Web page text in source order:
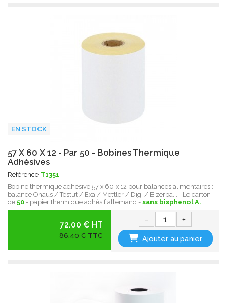
EN STOCK
57 X 60 X 12 - Par 50 - Bobines Thermique
Adhésives
Référence T1351
Bobine thermique adhésive 57 x 60 x 12 pour balances alimentaires :
balance Ohaus / Testut / Exa / Mettler / Digi / Bizerba... - Le carton
de 50 - papier thermique adhésif allemand - sans bisphenol A.
72.00 € HT
86,40 € TTC
- +
Ajouter au panier